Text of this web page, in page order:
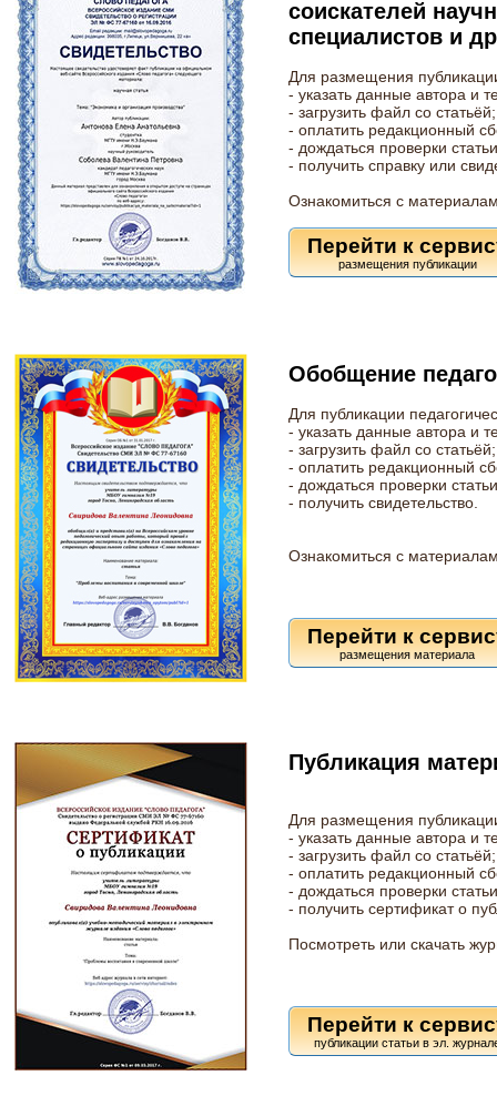
соискателей
специалистов и
Для размещения
- указать данные автора и
- загрузить файл со статьёй;
- оплатить редакционный
- дождаться проверки
- получить справку или
Ознакомиться с
Перейти к
размещения публикации
Обобщение
Для публикации
- указать данные автора и
- загрузить файл со статьёй;
- оплатить редакционный
- дождаться проверки
- получить свидетельство.
Ознакомиться с
Перейти к
Публикация
Для размещения
- указать данные автора и
- загрузить файл со статьёй;
- оплатить редакционный
- дождаться проверки
- получить сертификат о
Посмотреть или скачать
Перейти к